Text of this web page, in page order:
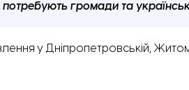
громади та
у Дніпропетровській,